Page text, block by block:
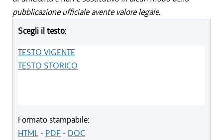
pubblicazione ufficiale avente valore legale.
Scegli il testo:
TESTO VIGENTE
TESTO STORICO
Formato stampabile:
HTML- PDF - DOC